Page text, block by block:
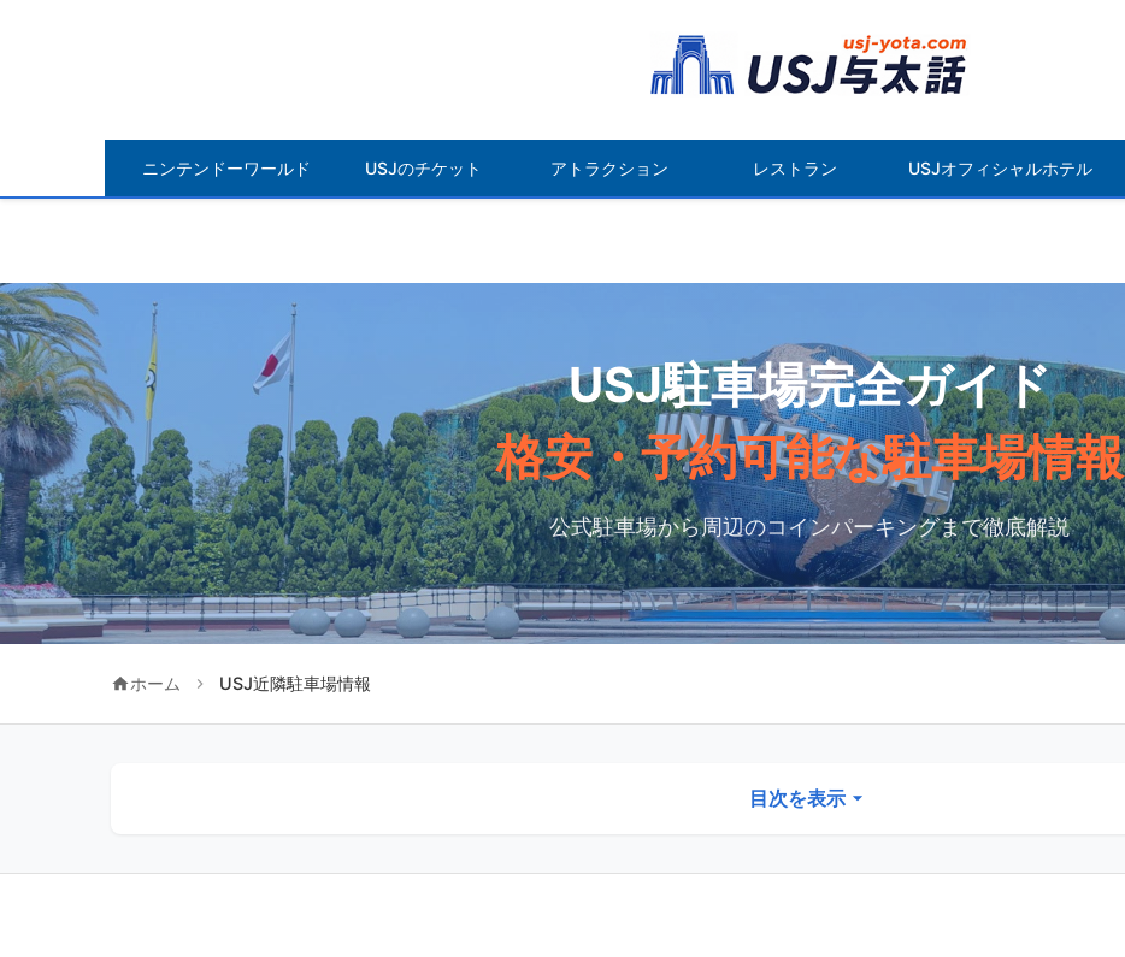
ニンテンドーワールド USJのチケット アトラクション レストラン USJオフィシャルホテル
USJ駐車場完全ガイド
格安・予約可能な駐車場情報
公式駐車場から周辺のコインパーキングまで徹底解説
ホーム USJ近隣駐車場情報
目次を表示